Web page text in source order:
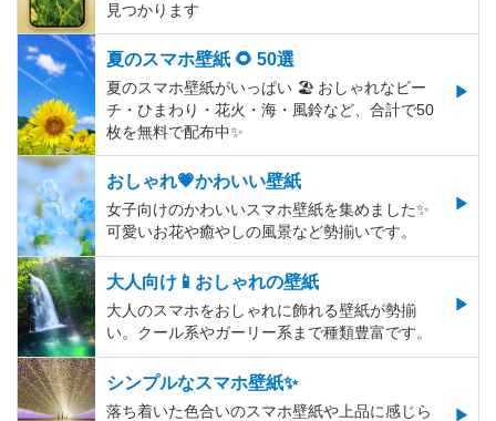
見つかります
夏のスマホ壁紙 🌻 50選
夏のスマホ壁紙がいっぱい 🏖 おしゃれなビー
チ・ひまわり・花火・海・風鈴など、合計で50
枚を無料で配布中✨
おしゃれ💗かわいい壁紙
女子向けのかわいいスマホ壁紙を集めました✨
可愛いお花や癒やしの風景など勢揃いです。
大人向け📱おしゃれの壁紙
大人のスマホをおしゃれに飾れる壁紙が勢揃
い。クール系やガーリー系まで種類豊富です。
シンプルなスマホ壁紙✨
落ち着いた色合いのスマホ壁紙や上品に感じら